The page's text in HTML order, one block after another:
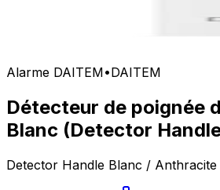
Alarme DAITEM•DAITEM
Détecteur de poignée
Blanc (Detector
Detector Handle Blanc / Anthracite